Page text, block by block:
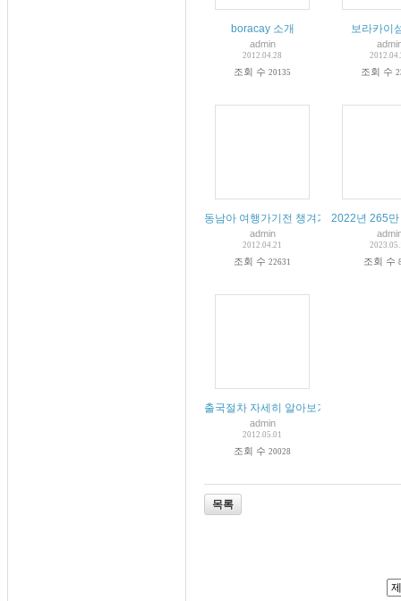
boracay 소개
admin
2012.04.28
조회 수 20135
보라카이
조회 수
동남아 여행가기전 챙겨가야 할것들
admin
2012.04.21
조회 수 22631
2022년 265만
조회 수
출국절차 자세히 알아보기
admin
2012.05.01
조회 수 20028
목록